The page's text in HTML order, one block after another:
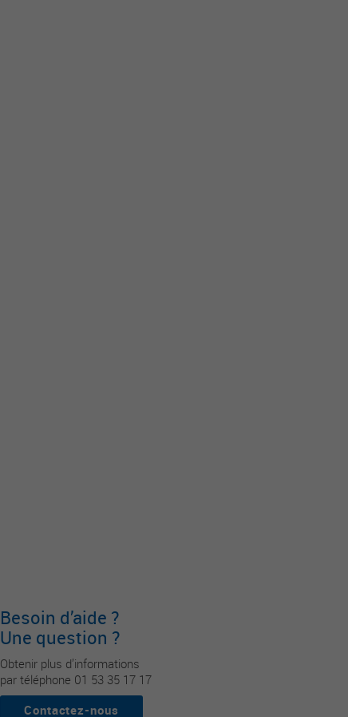
Besoin d’aide ?
Une question ?
Obtenir plus d’informations
par téléphone 01 53 35 17 17
Contactez-nous